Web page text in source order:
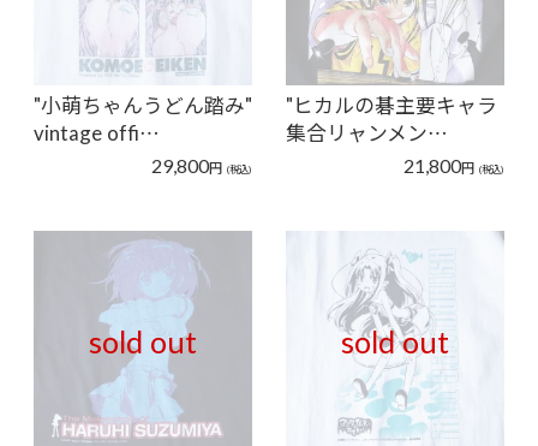
"小萌ちゃんうどん踏み"
vintage offi…
29,800円 (税込)
"ヒカルの碁主要キャラ
集合リャンメン…
21,800円 (税込)
sold out sold out